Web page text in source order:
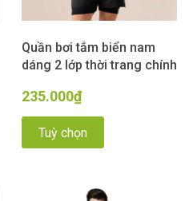
Quần bơi tắm biển nam
dáng 2 lớp thời trang chính
235.000₫
Tuỳ chọn